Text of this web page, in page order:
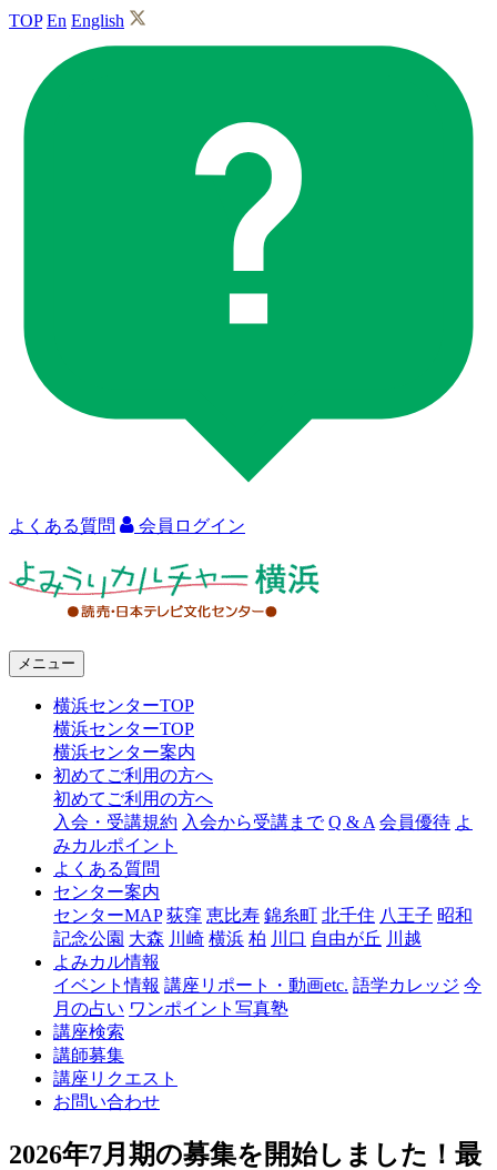
TOP En English
よくある質問 会員ログイン
ャ
浜
メニュー
横浜センターTOP
横浜センターTOP
横浜センター案内
初めてご利用の方へ
初めてご利用の方へ
入会・受講規約 入会から受講まで Q & A 会員優待 よ
みカルポイント
よくある質問
センター案内
センターMAP 荻窪 恵比寿 錦糸町 北千住 八王子 昭和
記念公園 大森 川崎 横浜 柏 川口 自由が丘 川越
よみカル情報
イベント情報 講座リポート・動画etc. 語学カレッジ 今
月の占い ワンポイント写真塾
講座検索
講師募集
講座リクエスト
お問い合わせ
2026年7月期の募集を開始しました！最